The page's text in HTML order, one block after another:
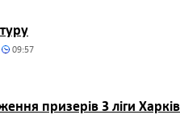
09:57
призерів 3 ліги